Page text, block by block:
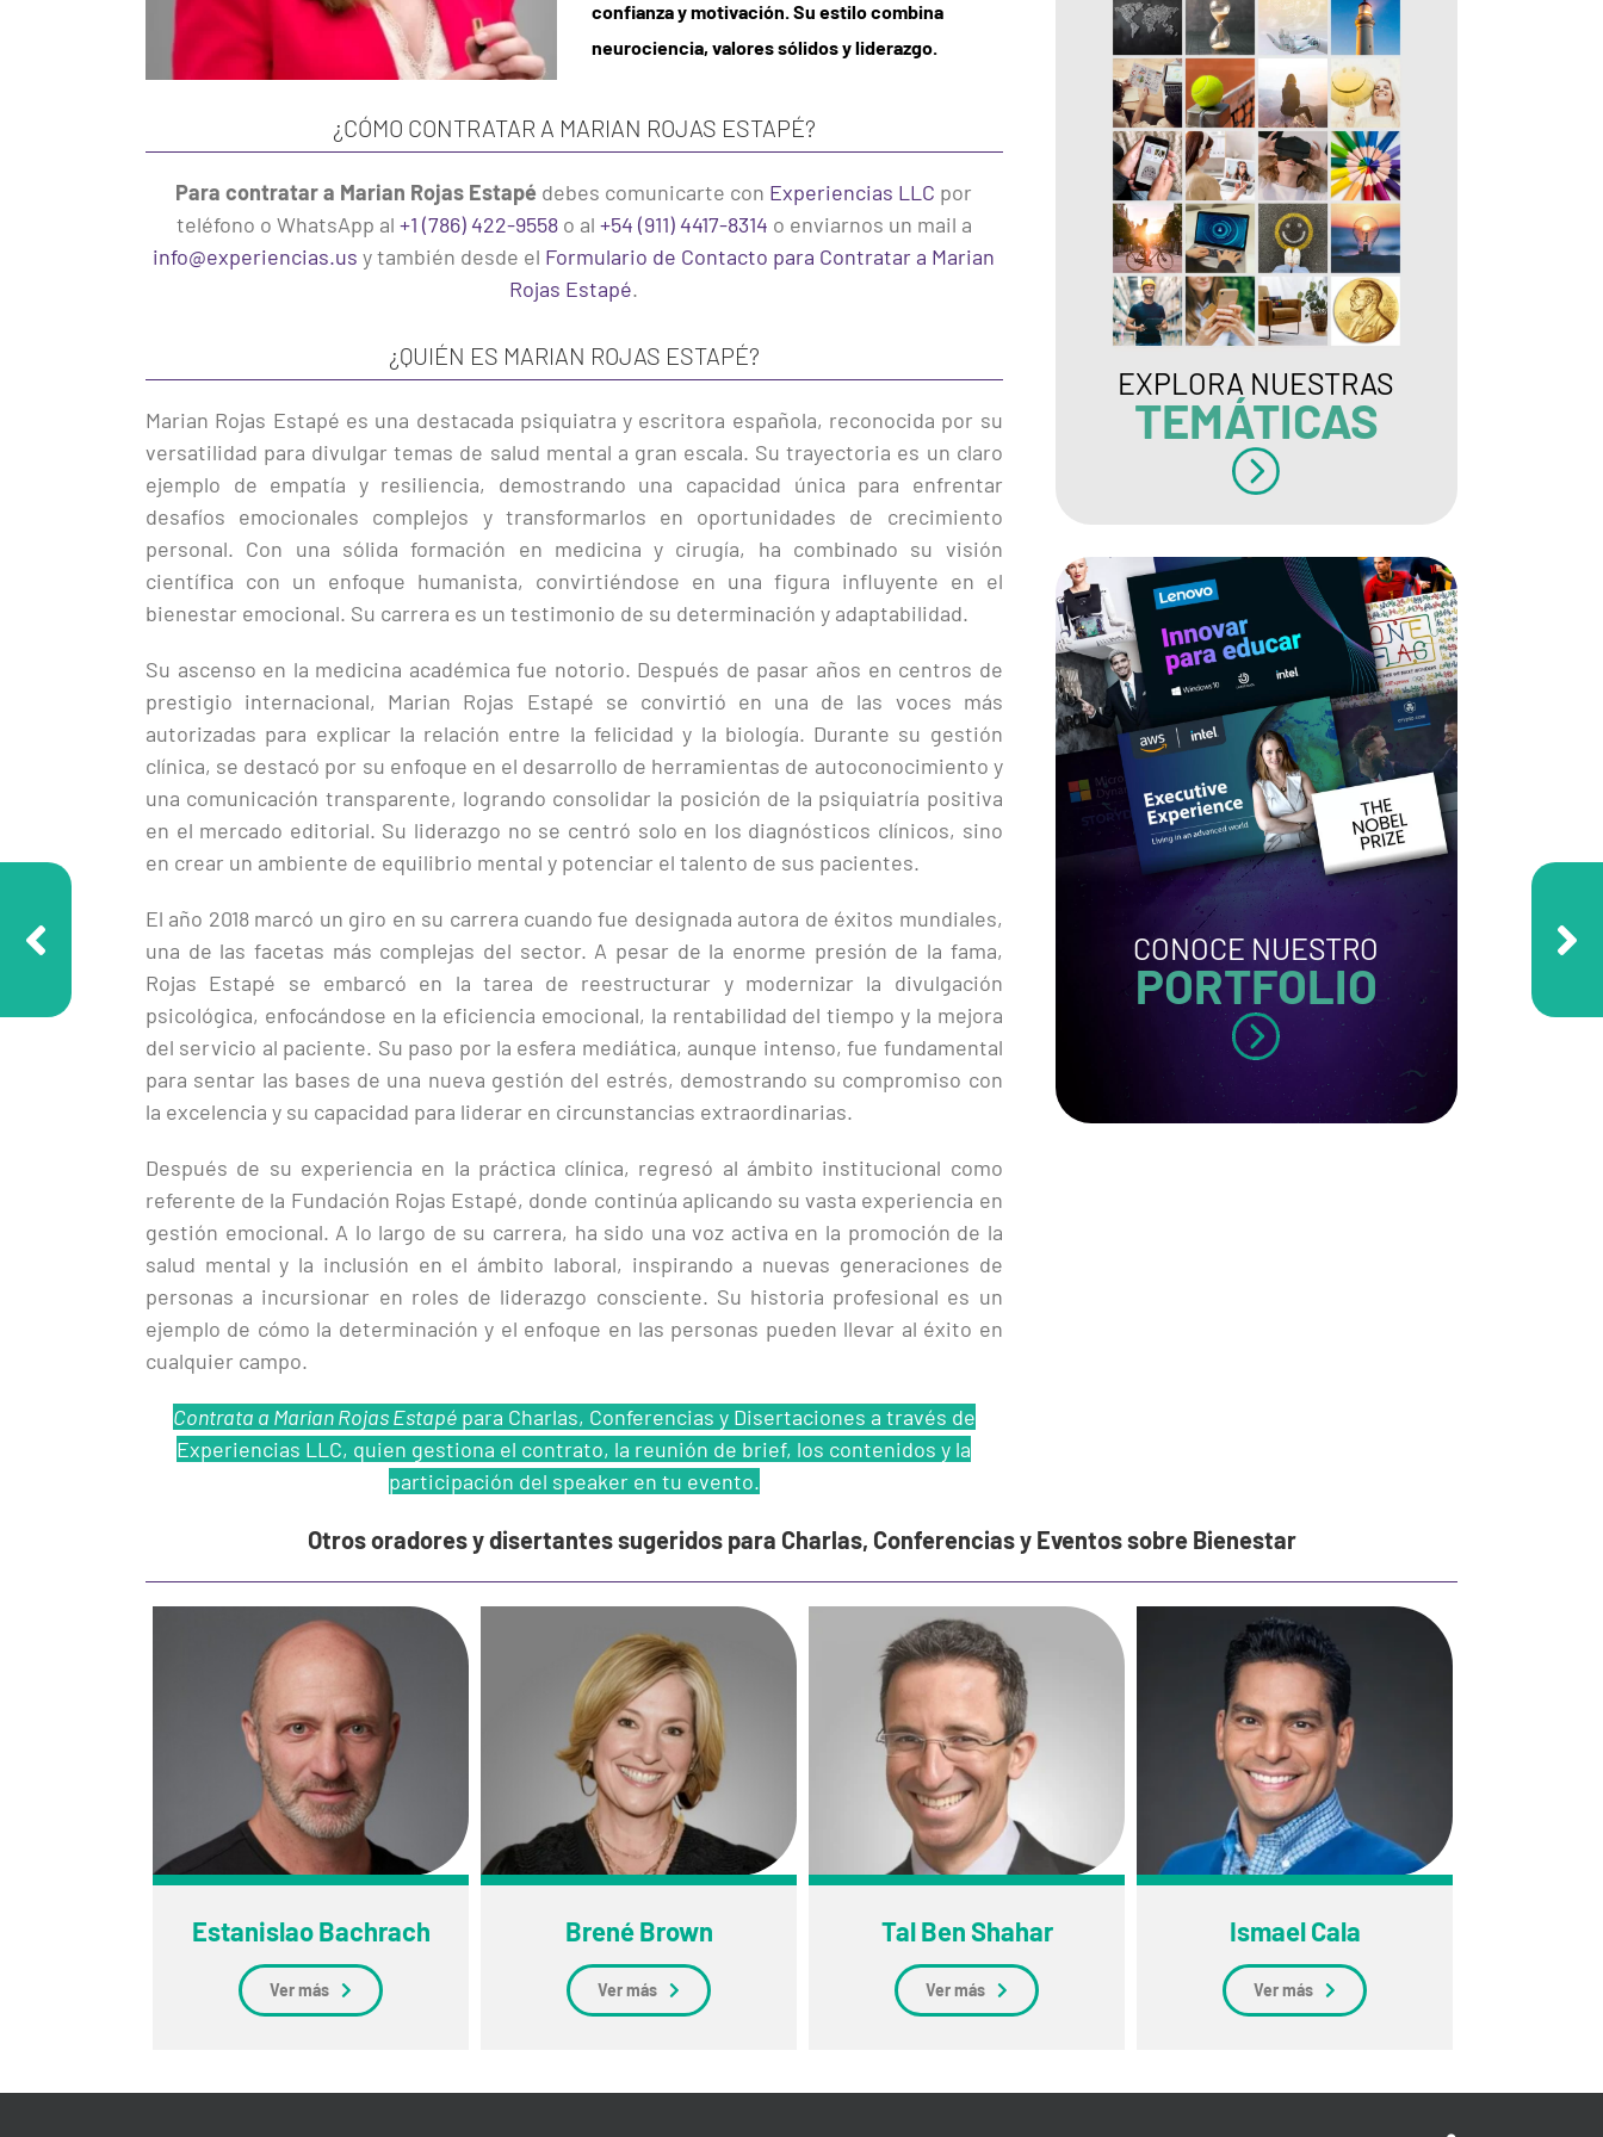
confianza y motivación. Su estilo combina
neurociencia, valores sólidos y liderazgo.
¿CÓMO CONTRATAR A MARIAN ROJAS ESTAPÉ?
Para contratar a Marian Rojas Estapé debes comunicarte con Experiencias LLC por
teléfono o WhatsApp al +1 (786) 422-9558o al +54 (911) 4417-8314 o enviarnos un mail a
info@experiencias.us y también desde el Formulario de Contacto para Contratar a Marian
Rojas Estapé.
¿QUIÉN ES MARIAN ROJAS ESTAPÉ?
Marian Rojas Estapé es una destacada psiquiatra y escritora española, reconocida por su
versatilidad para divulgar temas de salud mental a gran escala. Su trayectoria es un claro
ejemplo de empatía y resiliencia, demostrando una capacidad única para enfrentar
desafíos emocionales complejos y transformarlos en oportunidades de crecimiento
personal. Con una sólida formación en medicina y cirugía, ha combinado su visión
científica con un enfoque humanista, convirtiéndose en una figura influyente en el
bienestar emocional. Su carrera es un testimonio de su determinación y adaptabilidad.
Su ascenso en la medicina académica fue notorio. Después de pasar años en centros de
prestigio internacional, Marian Rojas Estapé se convirtió en una de las voces más
autorizadas para explicar la relación entre la felicidad y la biología. Durante su gestión
clínica, se destacó por su enfoque en el desarrollo de herramientas de autoconocimiento y
una comunicación transparente, logrando consolidar la posición de la psiquiatría positiva
en el mercado editorial. Su liderazgo no se centró solo en los diagnósticos clínicos, sino
en crear un ambiente de equilibrio mental y potenciar el talento de sus pacientes.
El año 2018 marcó un giro en su carrera cuando fue designada autora de éxitos mundiales,
una de las facetas más complejas del sector. A pesar de la enorme presión de la fama,
Rojas Estapé se embarcó en la tarea de reestructurar y modernizar la divulgación
psicológica, enfocándose en la eficiencia emocional, la rentabilidad del tiempo y la mejora
del servicio al paciente. Su paso por la esfera mediática, aunque intenso, fue fundamental
para sentar las bases de una nueva gestión del estrés, demostrando su compromiso con
la excelencia y su capacidad para liderar en circunstancias extraordinarias.
Después de su experiencia en la práctica clínica, regresó al ámbito institucional como
referente de la Fundación Rojas Estapé, donde continúa aplicando su vasta experiencia en
gestión emocional. A lo largo de su carrera, ha sido una voz activa en la promoción de la
salud mental y la inclusión en el ámbito laboral, inspirando a nuevas generaciones de
personas a incursionar en roles de liderazgo consciente. Su historia profesional es un
ejemplo de cómo la determinación y el enfoque en las personas pueden llevar al éxito en
cualquier campo.
Contrata a Marian Rojas Estapépara Charlas, Conferencias y Disertaciones a través de
Experiencias LLC, quien gestiona el contrato, la reunión de brief, los contenidos y la
participación del speaker en tu evento.
EXPLORA NUESTRAS
TEMÁTICAS
CONOCE NUESTRO
PORTFOLIO
Otros oradores y disertantes sugeridos para Charlas, Conferencias y Eventos sobre Bienestar
Estanislao Bachrach
Ver más
Brené Brown
Ver más
Tal Ben Shahar
Ver más
Ismael Cala
Ver más